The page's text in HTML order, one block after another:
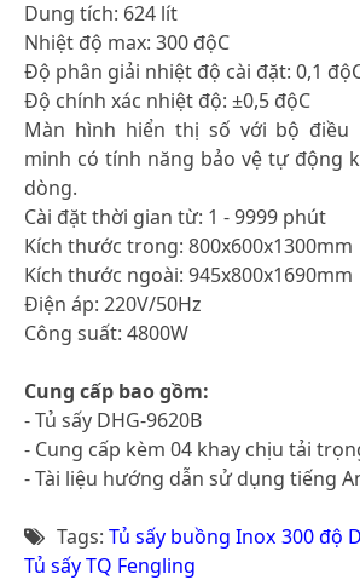
Dung tích: 624 lít
Nhiệt độ max: 300 độC
Độ phân giải nhiệt độ cài đặt: 0,1
Độ chính xác nhiệt độ: ±0,5 độC
Màn hình hiển thị số với bộ điều
minh có tính năng bảo vệ tự động
dòng.
Cài đặt thời gian từ: 1 - 9999 phút
Kích thước trong: 800x600x1300mm
Kích thước ngoài: 945x800x1690mm
Điện áp: 220V/50Hz
Công suất: 4800W
Cung cấp bao gồm:
- Tủ sấy DHG-9620B
- Cung cấp kèm 04 khay chịu tải
- Tài liệu hướng dẫn sử dụng tiếng
Tags: Tủ sấy buồng Inox 300 độ
Tủ sấy TQ Fengling